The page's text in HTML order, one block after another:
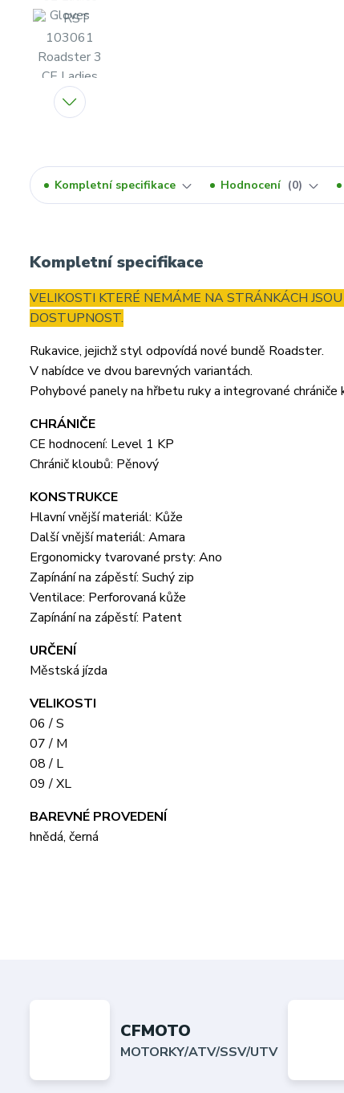
Kompletní specifikace Hodnocení 0
Kompletní specifikace
VELIKOSTI KTERÉ NEMÁME NA STRÁNKÁCH
DOSTUPNOST.
Rukavice, jejichž styl odpovídá nové bundě Roadster.
V nabídce ve dvou barevných variantách.
Pohybové panely na hřbetu ruky a integrované
CHRÁNIČE
CE hodnocení: Level 1 KP
Chránič kloubů: Pěnový
KONSTRUKCE
Hlavní vnější materiál: Kůže
Další vnější materiál: Amara
Ergonomicky tvarované prsty: Ano
Zapínání na zápěstí: Suchý zip
Ventilace: Perforovaná kůže
Zapínání na zápěstí: Patent
URČENÍ
Městská jízda
VELIKOSTI
06 / S
07 / M
08 / L
09 / XL
BAREVNÉ PROVEDENÍ
hnědá, černá
CFMOTO
MOTORKY/ATV/SSV/UTV